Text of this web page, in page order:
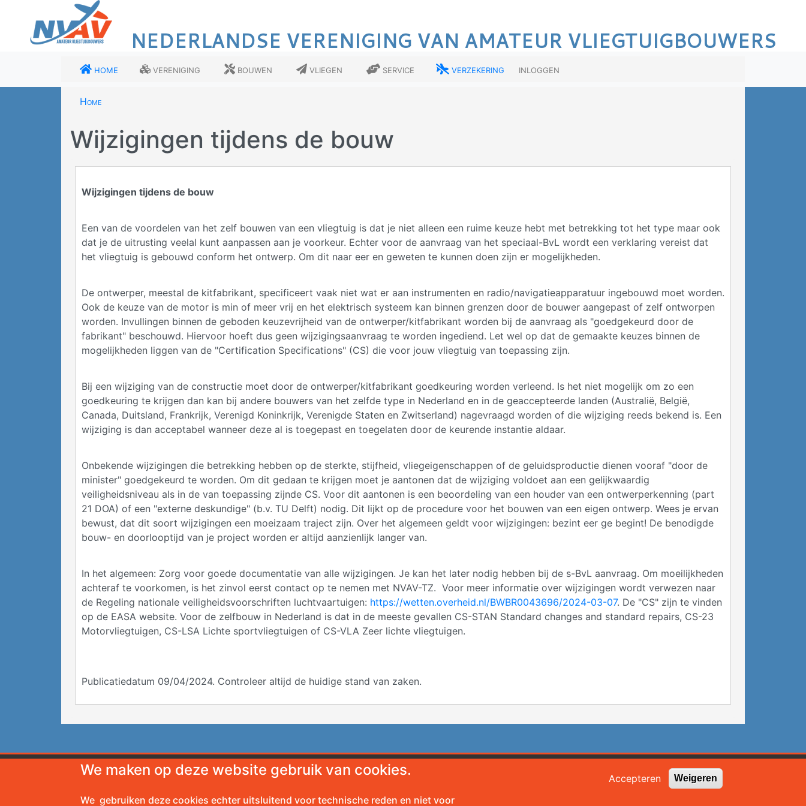
NEDERLANDSE VERENIGING VAN AMATEUR VLIEGTUIGBOUWERS
Home Vereniging Bouwen Vliegen Service Verzekering Inloggen
Home
Wijzigingen tijdens de bouw
Wijzigingen tijdens de bouw
Een van de voordelen van het zelf bouwen van een vliegtuig is dat je niet alleen een ruime keuze hebt met betrekking tot het type maar ook
dat je de uitrusting veelal kunt aanpassen aan je voorkeur. Echter voor de aanvraag van het speciaal-BvL wordt een verklaring vereist dat
het vliegtuig is gebouwd conform het ontwerp. Om dit naar eer en geweten te kunnen doen zijn er mogelijkheden.
De ontwerper, meestal de kitfabrikant, specificeert vaak niet wat er aan instrumenten en radio/navigatieapparatuur ingebouwd moet worden.
Ook de keuze van de motor is min of meer vrij en het elektrisch systeem kan binnen grenzen door de bouwer aangepast of zelf ontworpen
worden. Invullingen binnen de geboden keuzevrijheid van de ontwerper/kitfabrikant worden bij de aanvraag als "goedgekeurd door de
fabrikant" beschouwd. Hiervoor hoeft dus geen wijzigingsaanvraag te worden ingediend. Let wel op dat de gemaakte keuzes binnen de
mogelijkheden liggen van de "Certification Specifications" (CS) die voor jouw vliegtuig van toepassing zijn.
Bij een wijziging van de constructie moet door de ontwerper/kitfabrikant goedkeuring worden verleend. Is het niet mogelijk om zo een
goedkeuring te krijgen dan kan bij andere bouwers van het zelfde type in Nederland en in de geaccepteerde landen (Australië, België,
Canada, Duitsland, Frankrijk, Verenigd Koninkrijk, Verenigde Staten en Zwitserland) nagevraagd worden of die wijziging reeds bekend is. Een
wijziging is dan acceptabel wanneer deze al is toegepast en toegelaten door de keurende instantie aldaar.
Onbekende wijzigingen die betrekking hebben op de sterkte, stijfheid, vliegeigenschappen of de geluidsproductie dienen vooraf "door de
minister" goedgekeurd te worden. Om dit gedaan te krijgen moet je aantonen dat de wijziging voldoet aan een gelijkwaardig
veiligheidsniveau als in de van toepassing zijnde CS. Voor dit aantonen is een beoordeling van een houder van een ontwerperkenning (part
21 DOA) of een "externe deskundige" (b.v. TU Delft) nodig. Dit lijkt op de procedure voor het bouwen van een eigen ontwerp. Wees je ervan
bewust, dat dit soort wijzigingen een moeizaam traject zijn. Over het algemeen geldt voor wijzigingen: bezint eer ge begint! De benodigde
bouw- en doorlooptijd van je project worden er altijd aanzienlijk langer van.
In het algemeen: Zorg voor goede documentatie van alle wijzigingen. Je kan het later nodig hebben bij de s-BvL aanvraag. Om moeilijkheden
achteraf te voorkomen, is het zinvol eerst contact op te nemen met NVAV-TZ. Voor meer informatie over wijzigingen wordt verwezen naar
de Regeling nationale veiligheidsvoorschriften luchtvaartuigen: https://wetten.overheid.nl/BWBR0043696/2024-03-07. De "CS" zijn te vinden
op de EASA website. Voor de zelfbouw in Nederland is dat in de meeste gevallen CS-STAN Standard changes and standard repairs, CS-23
Motorvliegtuigen, CS-LSA Lichte sportvliegtuigen of CS-VLA Zeer lichte vliegtuigen.
Publicatiedatum 09/04/2024. Controleer altijd de huidige stand van zaken.
Secretariaat NVAV Amateurbouw Wereldwijd
We maken op deze website gebruik van cookies.
We gebruiken deze cookies echter uitsluitend voor technische reden en niet voor
Accepteren Weigeren